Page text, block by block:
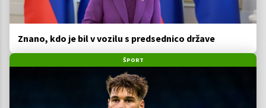
Znano, kdo je bil v vozilu s predsednico države
ŠPORT